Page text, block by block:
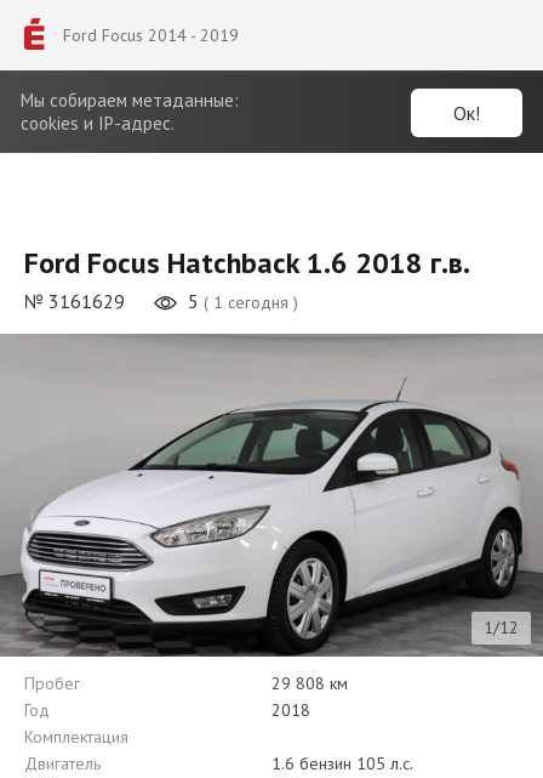
Ford Focus 2014 - 2019
Мы собираем метаданные:
cookies и IP-адрес.
Ок!
Ford Focus Hatchback 1.6 2018 г.в.
№ 3161629 5 ( 1 сегодня )
1/12
Пробег
29 808 км
Год
2018
Комплектация
Двигатель
1.6 бензин 105 л.с.